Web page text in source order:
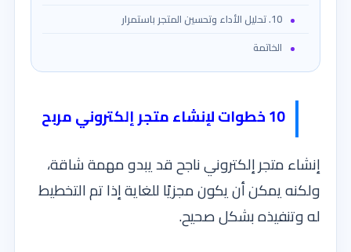
10. تحليل الأداء وتحسين المتجر باستمرار
الخاتمة
10 خطوات لإنشاء متجر إلكتروني مربح
إنشاء متجر إلكتروني ناجح قد يبدو مهمة شاقة،
ولكنه يمكن أن يكون مجزيًا للغاية إذا تم التخطيط
له وتنفيذه بشكل صحيح.